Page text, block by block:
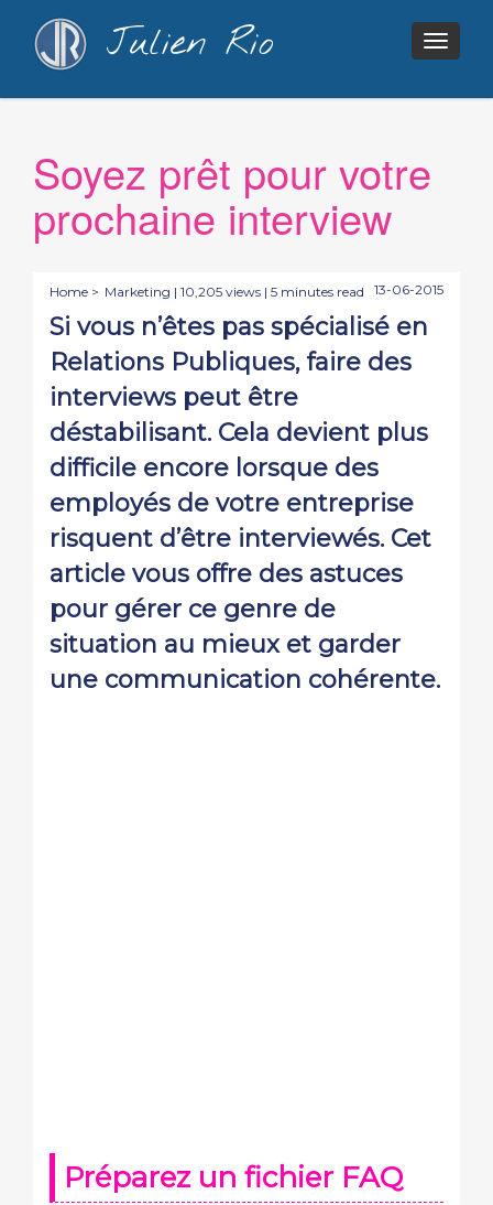
Julien Rio
Soyez prêt pour votre
prochaine interview
Home > Marketing | 10,205 views | 5 minutes read 13-06-2015
Si vous n’êtes pas spécialisé en
Relations Publiques, faire des
interviews peut être
déstabilisant. Cela devient plus
difficile encore lorsque des
employés de votre entreprise
risquent d’être interviewés. Cet
article vous offre des astuces
pour gérer ce genre de
situation au mieux et garder
une communication cohérente.
Préparez un fichier FAQ